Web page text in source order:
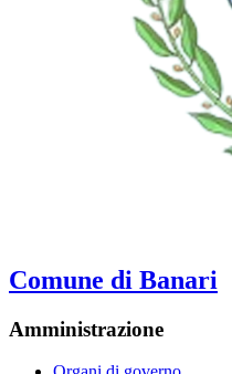
Comune di Banari
Amministrazione